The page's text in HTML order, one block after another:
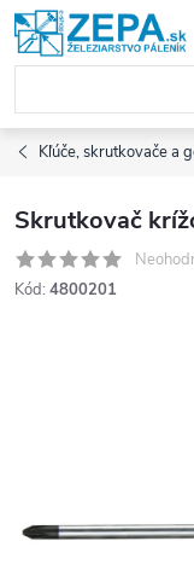
Prejsť
na
obsah
Kľúče, skrutkovače a
Skrutkovač
Kód: 4800201